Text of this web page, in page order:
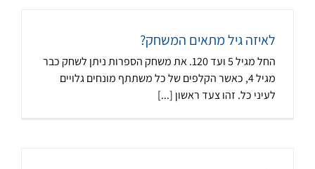
לאיזה גיל מתאים המשחק?
החל מגיל 5 ועד 120. את משחק הספרות ניתן לשחק כבר
מגיל 4, כאשר הקלפים של כל משתתף מונחים גלויים
לעיני כל. זהו צעד ראשון [...]